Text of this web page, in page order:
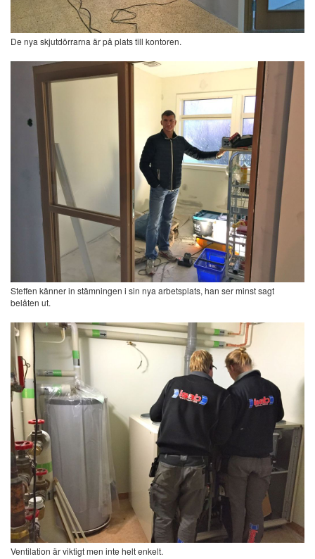
De nya skjutdörrarna är på plats till kontoren.
Steffen känner in stämningen i sin nya arbetsplats, han ser minst sagt
belåten ut.
Ventilation är viktigt men inte helt enkelt.